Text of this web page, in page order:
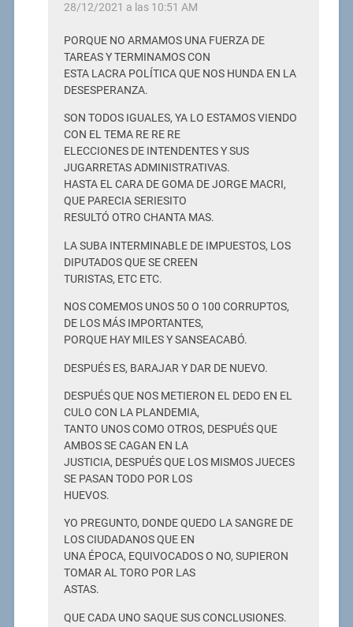
28/12/2021 a las 10:51 AM
PORQUE NO ARMAMOS UNA FUERZA DE
TAREAS Y TERMINAMOS CON
ESTA LACRA POLÍTICA QUE NOS HUNDA EN LA
DESESPERANZA.
SON TODOS IGUALES, YA LO ESTAMOS VIENDO
CON EL TEMA RE RE RE
ELECCIONES DE INTENDENTES Y SUS
JUGARRETAS ADMINISTRATIVAS.
HASTA EL CARA DE GOMA DE JORGE MACRI,
QUE PARECIA SERIESITO
RESULTÓ OTRO CHANTA MAS.
LA SUBA INTERMINABLE DE IMPUESTOS, LOS
DIPUTADOS QUE SE CREEN
TURISTAS, ETC ETC.
NOS COMEMOS UNOS 50 O 100 CORRUPTOS,
DE LOS MÁS IMPORTANTES,
PORQUE HAY MILES Y SANSEACABÓ.
DESPUÉS ES, BARAJAR Y DAR DE NUEVO.
DESPUÉS QUE NOS METIERON EL DEDO EN EL
CULO CON LA PLANDEMIA,
TANTO UNOS COMO OTROS, DESPUÉS QUE
AMBOS SE CAGAN EN LA
JUSTICIA, DESPUÉS QUE LOS MISMOS JUECES
SE PASAN TODO POR LOS
HUEVOS.
YO PREGUNTO, DONDE QUEDO LA SANGRE DE
LOS CIUDADANOS QUE EN
UNA ÉPOCA, EQUIVOCADOS O NO, SUPIERON
TOMAR AL TORO POR LAS
ASTAS.
QUE CADA UNO SAQUE SUS CONCLUSIONES.